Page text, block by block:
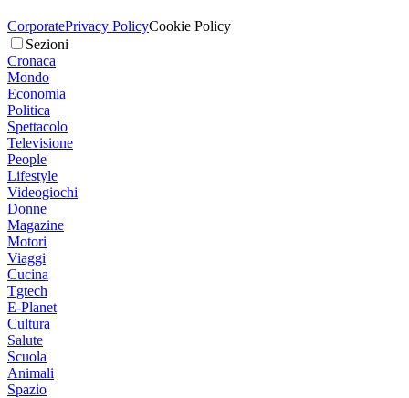
CorporatePrivacy PolicyCookie Policy
Sezioni
Cronaca
Mondo
Economia
Politica
Spettacolo
Televisione
People
Lifestyle
Videogiochi
Donne
Magazine
Motori
Viaggi
Cucina
Tgtech
E-Planet
Cultura
Salute
Scuola
Animali
Spazio